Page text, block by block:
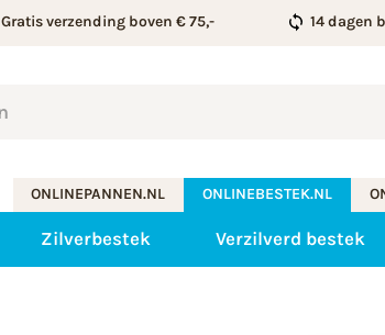
Gratis verzending boven € 75,- 14 dagen
ONLINEPANNEN.NL ONLINEBESTEK.NL
Zilverbestek Verzilverd bestek